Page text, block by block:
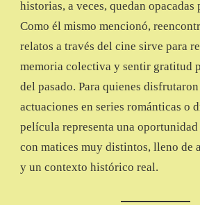
historias, a veces, quedan opacadas
Como él mismo mencionó,
relatos a través del cine sirve para
memoria colectiva y sentir gratitud
del pasado. Para quienes disfrutaron
actuaciones en series románticas o
película representa una
con matices muy distintos, lleno de
y un contexto histórico real.